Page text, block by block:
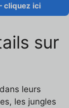
cliquez ici
sur
leurs
les jungles